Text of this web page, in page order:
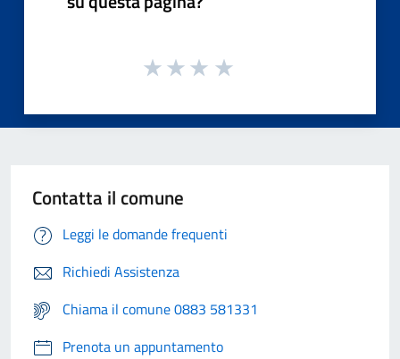
Contatta il comune
Leggi le domande frequenti
Richiedi Assistenza
Chiama il comune 0883 581331
Prenota un appuntamento